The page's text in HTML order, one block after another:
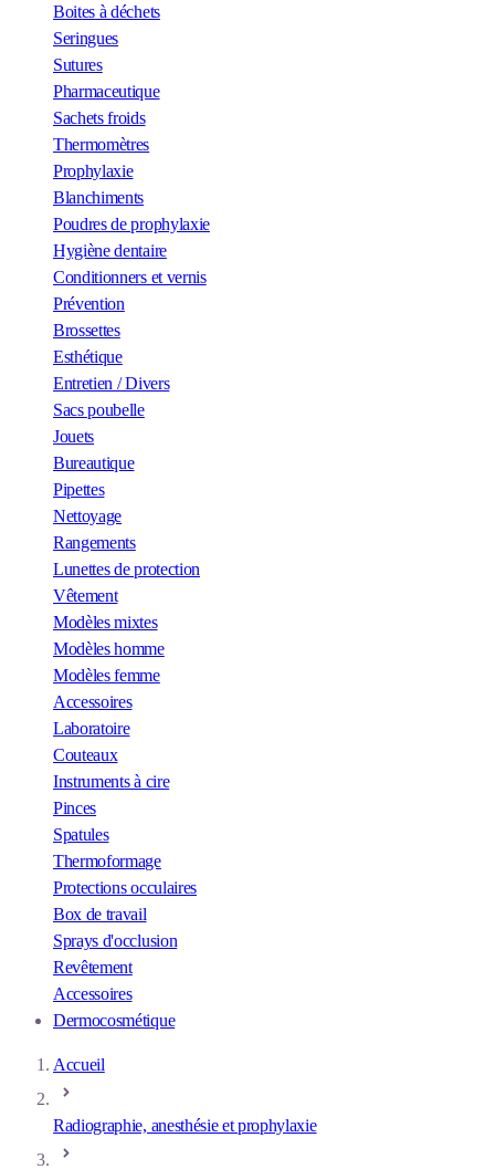
Boites à déchets
Seringues
Sutures
Pharmaceutique
Sachets froids
Thermomètres
Prophylaxie
Blanchiments
Poudres de prophylaxie
Hygiène dentaire
Conditionners et vernis
Prévention
Brossettes
Esthétique
Entretien / Divers
Sacs poubelle
Jouets
Bureautique
Pipettes
Nettoyage
Rangements
Lunettes de protection
Vêtement
Modèles mixtes
Modèles homme
Modèles femme
Accessoires
Laboratoire
Couteaux
Instruments à cire
Pinces
Spatules
Thermoformage
Protections occulaires
Box de travail
Sprays d'occlusion
Revêtement
Accessoires
Dermocosmétique
Accueil
Radiographie, anesthésie et prophylaxie